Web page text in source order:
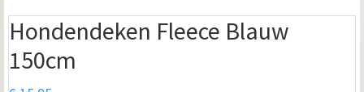
Hondendeken Fleece Blauw
150cm